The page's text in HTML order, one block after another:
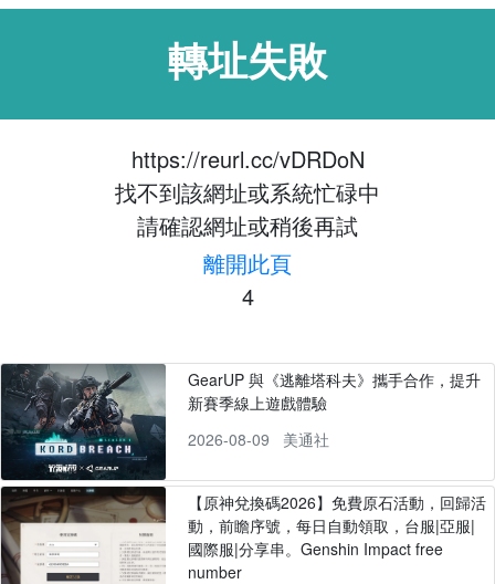
轉址失敗
https://reurl.cc/vDRDoN
找不到該網址或系統忙碌中
請確認網址或稍後再試
離開此頁
4
GearUP 與《逃離塔科夫》攜手合作，提升
新賽季線上遊戲體驗
2026-08-09
美通社
【原神兌換碼2026】免費原石活動，回歸活
動，前瞻序號，每日自動領取，台服|亞服|
國際服|分享串。Genshin Impact free
number